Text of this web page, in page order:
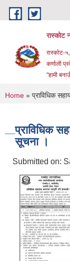
Skip to main content
रास्कोट
रास्कोट-
कर्णाली
"हामी
You are
Home » प्राविधिक
प्राविधिक
सूचना ।
Submitted on: